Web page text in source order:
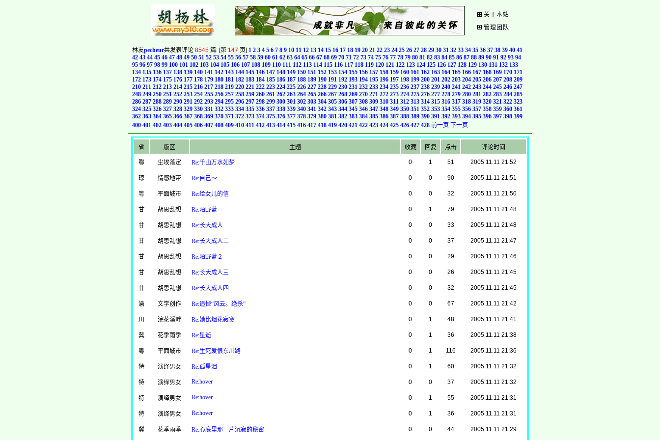
关于本站
管理团队
林友pecheur共发表评论 8545 篇: [第 147 页] 1 2 3 4 5 6 7 8 9 10 11 12 13 14 15 16 17 18 19 20 21 22 23 24 25 26 27 28 29 30 31 32 33 34 35 36 37 38 39 40 41
42 43 44 45 46 47 48 49 50 51 52 53 54 55 56 57 58 59 60 61 62 63 64 65 66 67 68 69 70 71 72 73 74 75 76 77 78 79 80 81 82 83 84 85 86 87 88 89 90 91 92 93 94
95 96 97 98 99 100 101 102 103 104 105 106 107 108 109 110 111 112 113 114 115 116 117 118 119 120 121 122 123 124 125 126 127 128 129 130 131 132 133
134 135 136 137 138 139 140 141 142 143 144 145 146 147 148 149 150 151 152 153 154 155 156 157 158 159 160 161 162 163 164 165 166 167 168 169 170 171
172 173 174 175 176 177 178 179 180 181 182 183 184 185 186 187 188 189 190 191 192 193 194 195 196 197 198 199 200 201 202 203 204 205 206 207 208 209
210 211 212 213 214 215 216 217 218 219 220 221 222 223 224 225 226 227 228 229 230 231 232 233 234 235 236 237 238 239 240 241 242 243 244 245 246 247
248 249 250 251 252 253 254 255 256 257 258 259 260 261 262 263 264 265 266 267 268 269 270 271 272 273 274 275 276 277 278 279 280 281 282 283 284 285
286 287 288 289 290 291 292 293 294 295 296 297 298 299 300 301 302 303 304 305 306 307 308 309 310 311 312 313 314 315 316 317 318 319 320 321 322 323
324 325 326 327 328 329 330 331 332 333 334 335 336 337 338 339 340 341 342 343 344 345 346 347 348 349 350 351 352 353 354 355 356 357 358 359 360 361
362 363 364 365 366 367 368 369 370 371 372 373 374 375 376 377 378 379 380 381 382 383 384 385 386 387 388 389 390 391 392 393 394 395 396 397 398 399
400 401 402 403 404 405 406 407 408 409 410 411 412 413 414 415 416 417 418 419 420 421 422 423 424 425 426 427 428 前一页 下一页
省 版区 主题 收藏 回复 点击 评论时间
鄂 尘埃落定 Re:千山万水如梦 0 1 51 2005.11.11 21:52
琼 情感地带 Re:自己～ 0 0 90 2005.11.11 21:51
粤 平面城市 Re:给女儿的信 0 0 32 2005.11.11 21:50
甘 胡思乱想 Re:陌野蓝 0 1 79 2005.11.11 21:48
甘 胡思乱想 Re:长大成人 0 0 33 2005.11.11 21:48
甘 胡思乱想 Re:长大成人二 0 0 37 2005.11.11 21:47
甘 胡思乱想 Re:陌野蓝２ 0 0 29 2005.11.11 21:46
甘 胡思乱想 Re:长大成人三 0 0 26 2005.11.11 21:45
甘 胡思乱想 Re:长大成人四 0 0 32 2005.11.11 21:45
渝 文学创作 Re:追悼“风云。绝杀” 0 0 67 2005.11.11 21:42
川 浣花溪畔 Re:她比烟花寂寞 0 1 48 2005.11.11 21:41
冀 花季雨季 Re:星逝 0 1 36 2005.11.11 21:38
粤 平面城市 Re:生死爱恨东川路 0 1 116 2005.11.11 21:36
特 演绎男女 Re:孤星泪 0 1 60 2005.11.11 21:32
特 演绎男女 Re:hover 0 0 37 2005.11.11 21:32
特 演绎男女 Re:hover 0 1 55 2005.11.11 21:31
特 演绎男女 Re:hover 0 1 36 2005.11.11 21:31
冀 花季雨季 Re:心底里那一片沉寂的秘密 0 0 44 2005.11.11 21:29